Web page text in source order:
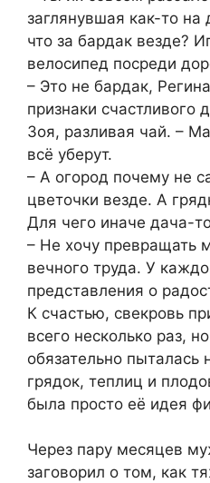
заглянувшая как-то на
что за бардак везде?
велосипед посреди
– Это не бардак,
признаки счастливого
Зоя, разливая чай. –
всё уберут.
– А огород почему не
цветочки везде. А
Для чего иначе дача-
– Не хочу превращать
вечного труда. У
представления о
К счастью, свекровь
всего несколько раз,
обязательно пыталась
грядок, теплиц и
была просто её идея
Через пару месяцев
заговорил о том, как